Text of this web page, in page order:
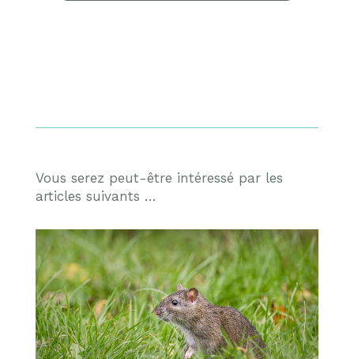
Vous serez peut-être intéressé par les
articles suivants …